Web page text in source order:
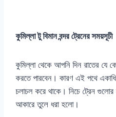
কুমিল্লা টু বিমান বন্দর ট্রেনের সময়সূচী
কুমিল্লা থেকে আপনি দিন রাতের যে
করতে পারবেন। কারণ এই পথে
চলাচল করে থাকে। নিচে ট্রেন
আকারে তুলে ধরা হলো।